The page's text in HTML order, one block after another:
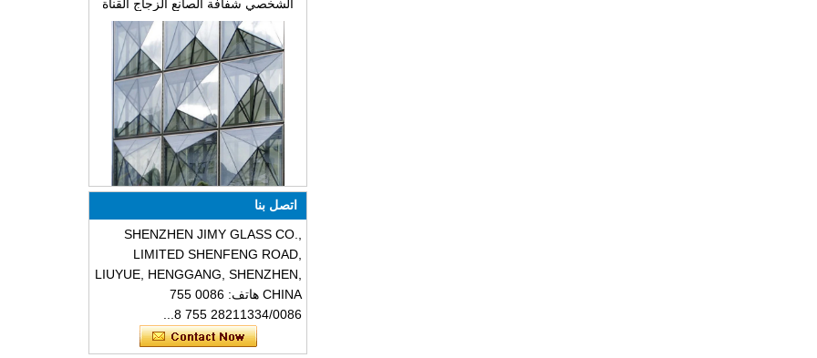
تصميم خاص مثلث الشكل الهيكلي
الزجاجي مقاوم للصوت تتحطم
اتصل بنا
SHENZHEN JIMY GLASS CO.,
LIMITED SHENFENG ROAD,
LIUYUE, HENGGANG, SHENZHEN,
CHINA هاتف: 0086 755
28211334/0086 755 8...